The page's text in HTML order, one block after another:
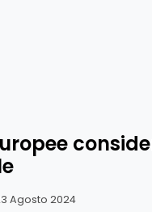
Agosto 2024